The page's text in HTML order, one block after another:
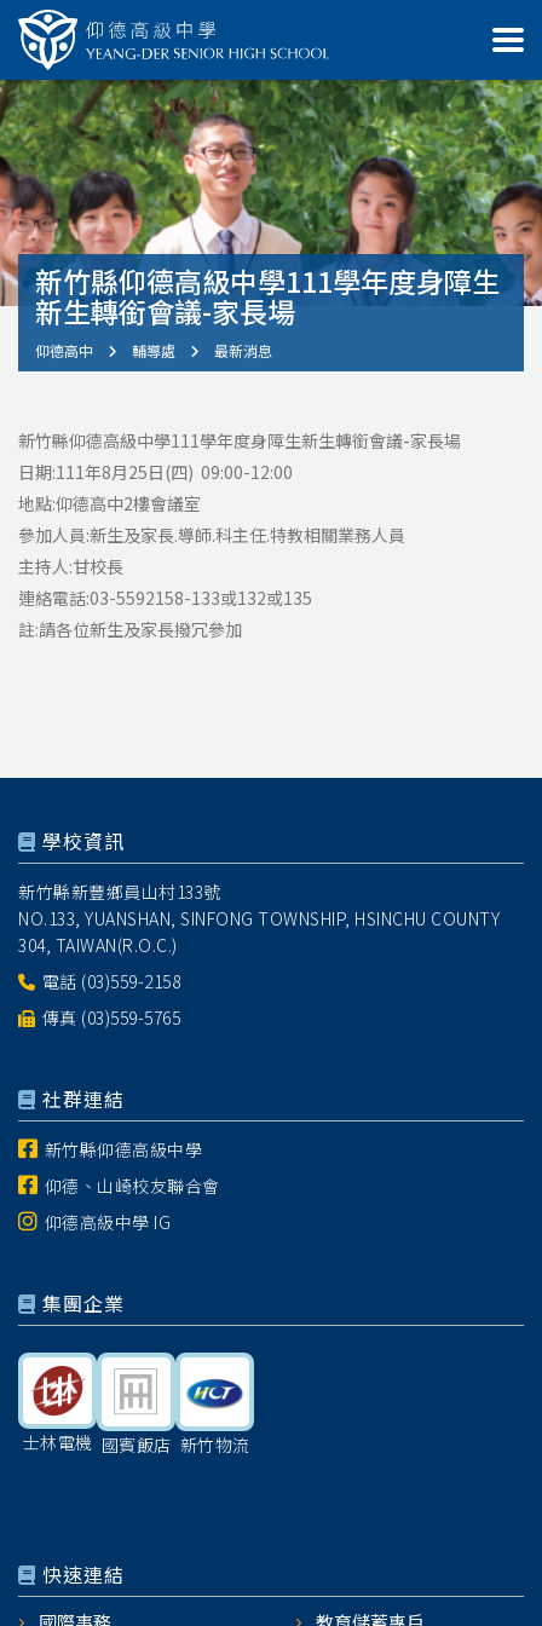
新竹縣仰德高級中學111學年度身障生
新生轉銜會議-家長場
仰德高中 輔導處 最新消息
新竹縣仰德高級中學111學年度身障生新生轉銜會議-家長場
日期:111年8月25日(四) 09:00-12:00
地點:仰德高中2樓會議室
參加人員:新生及家長.導師.科主任.特教相關業務人員
主持人:甘校長
連絡電話:03-5592158-133或132或135
註:請各位新生及家長撥冗參加
學校資訊
新竹縣新豐鄉員山村133號
NO.133, YUANSHAN, SINFONG TOWNSHIP, HSINCHU COUNTY
304, TAIWAN(R.O.C.)
電話 (03)559-2158
傳真 (03)559-5765
社群連結
新竹縣仰德高級中學
仰德、山崎校友聯合會
仰德高級中學 IG
集團企業
士林電機 國賓飯店 新竹物流
快速連結